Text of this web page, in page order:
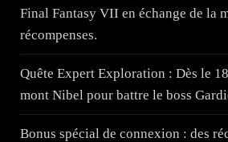
Final Fantasy VII en échange de la
récompenses.
Quête Expert Exploration : Dès le
mont Nibel pour battre le boss
Bonus spécial de connexion : des